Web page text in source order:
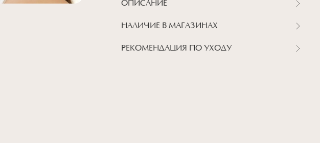
ОПИСАНИЕ
НАЛИЧИЕ В МАГАЗИНАХ
РЕКОМЕНДАЦИЯ ПО УХОДУ